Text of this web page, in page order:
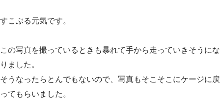
すこぶる元気です。
この写真を撮っているときも暴れて手から走っていきそうにな
りました。
そうなったらとんでもないので、写真もそこそこにケージに戻
ってもらいました。